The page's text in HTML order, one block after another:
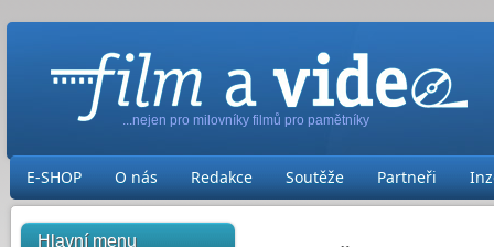
...nejen pro milovníky filmů pro pamětníky
E-SHOP O nás Redakce Soutěže Partneři
Hlavní menu